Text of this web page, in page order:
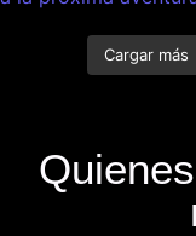
Cargar más